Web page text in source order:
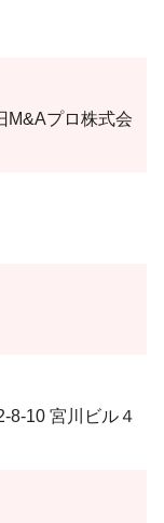
M&Aプロ株式会
10 宮川ビル４